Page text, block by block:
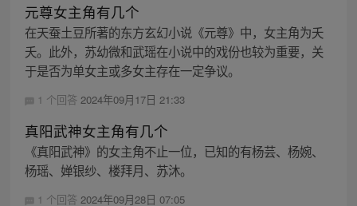
元尊女主角有几个
在天蚕土豆所著的东方玄幻小说《元尊》中，女主角为夭
夭。此外，苏幼微和武瑶在小说中的戏份也较为重要，关
于是否为单女主或多女主存在一定争议。
1 个回答 2024年09月17日 21:33
真阳武神女主角有几个
《真阳武神》的女主角不止一位，已知的有杨芸、杨婉、
杨瑶、婵银纱、楼拜月、苏沐。
1 个回答 2024年09月28日 07:05